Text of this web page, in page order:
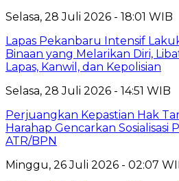
Selasa, 28 Juli 2026 - 18:01 WIB
Lapas Pekanbaru Intensif
Binaan yang Melarikan Diri,
Lapas, Kanwil, dan Kepolisian
Selasa, 28 Juli 2026 - 14:51 WIB
Perjuangkan Kepastian Hak
Harahap Gencarkan Sosialisasi
ATR/BPN
Minggu, 26 Juli 2026 - 02:07